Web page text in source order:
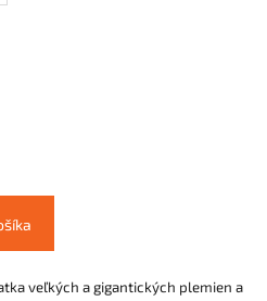
veľkých a gigantických plemien a